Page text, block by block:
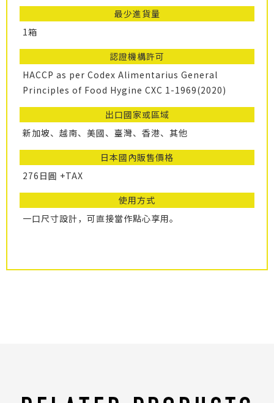
最少進貨量
1箱
認證機構許可
HACCP as per Codex Alimentarius General
Principles of Food Hygine CXC 1-1969(2020)
出口國家或區域
新加坡、越南、美國、臺灣、香港、其他
日本國內販售價格
276日圓 +TAX
使用方式
一口尺寸設計，可直接當作點心享用。